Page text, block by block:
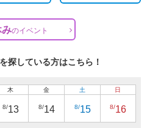
のイベント
探している方はこちら！
木
8/13
金
8/14
土
8/15
日
8/16